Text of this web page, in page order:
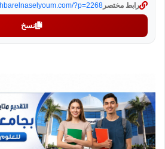
رابط مختصر ?p=2268
نسخ